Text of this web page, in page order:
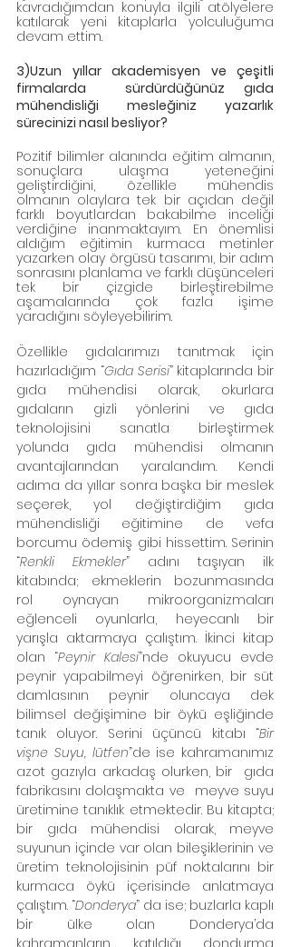
kavradığımdan konuyla ilgili atölyelere
katılarak yeni kitaplarla yolculuğuma
devam ettim.
3)Uzun yıllar akademisyen ve çeşitli
firmalarda  sürdürdüğünüz gıda
mühendisliği mesleğiniz yazarlık
sürecinizi nasıl besliyor?
Pozitif bilimler alanında eğitim almanın,
sonuçlara ulaşma yeteneğini
geliştirdiğini, özellikle mühendis
olmanın olaylara tek bir açıdan değil
farklı boyutlardan bakabilme inceliği
verdiğine inanmaktayım. En önemlisi
aldığım eğitimin kurmaca metinler
yazarken olay örgüsü tasarımı, bir adım
sonrasını planlama ve farklı düşünceleri
tek bir çizgide birleştirebilme
aşamalarında çok fazla işime
yaradığını söyleyebilirim.
Özellikle gıdalarımızı tanıtmak için
hazırladığım “Gıda Serisi” kitaplarında bir
gıda mühendisi olarak, okurlara
gıdaların gizli yönlerini ve gıda
teknolojisini sanatla birleştirmek
yolunda gıda mühendisi olmanın
avantajlarından yaralandım. Kendi
adıma da yıllar sonra başka bir meslek
seçerek, yol değiştirdiğim gıda
mühendisliği eğitimine de vefa
borcumu ödemiş gibi hissettim. Serinin
“Renkli Ekmekler” adını taşıyan ilk
kitabında; ekmeklerin bozunmasında
rol oynayan mikroorganizmaları
eğlenceli oyunlarla, heyecanlı bir
yarışla aktarmaya çalıştım. İkinci kitap
olan “Peynir Kalesi”nde okuyucu evde
peynir yapabilmeyi öğrenirken, bir süt
damlasının peynir oluncaya dek
bilimsel değişimine bir öykü eşliğinde
tanık oluyor. Serini üçüncü kitabı “Bir
vişne Suyu, lütfen”de ise kahramanımız
azot gazıyla arkadaş olurken, bir  gıda
fabrikasını dolaşmakta ve  meyve suyu
üretimine tanıklık etmektedir. Bu kitapta;
bir gıda mühendisi olarak, meyve
suyunun içinde var olan bileşiklerinin ve
üretim teknolojisinin püf noktalarını bir
kurmaca öykü içerisinde anlatmaya
çalıştım. “Donderya” da ise; buzlarla kaplı
bir ülke olan Donderya’da